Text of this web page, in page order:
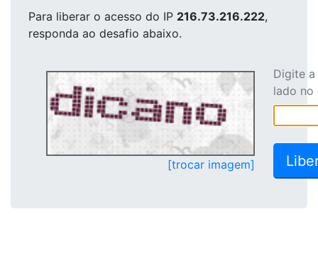
Para liberar o acesso do IP 216.73.216.222,
responda ao desafio abaixo.
[trocar imagem]
Digite
lado no